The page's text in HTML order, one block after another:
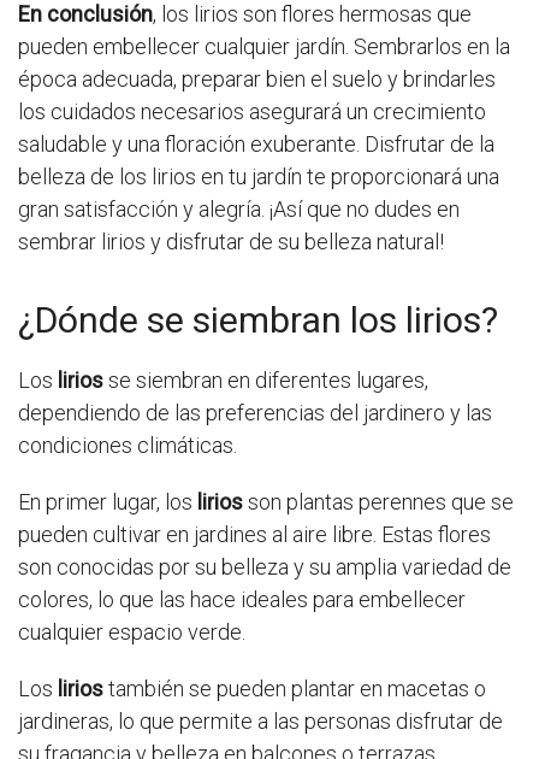
En conclusión, los lirios son flores hermosas que
pueden embellecer cualquier jardín. Sembrarlos en la
época adecuada, preparar bien el suelo y brindarles
los cuidados necesarios asegurará un crecimiento
saludable y una floración exuberante. Disfrutar de la
belleza de los lirios en tu jardín te proporcionará una
gran satisfacción y alegría. ¡Así que no dudes en
sembrar lirios y disfrutar de su belleza natural!
¿Dónde se siembran los lirios?
Los liriosse siembran en diferentes lugares,
dependiendo de las preferencias del jardinero y las
condiciones climáticas.
En primer lugar, los liriosson plantas perennes que se
pueden cultivar en jardines al aire libre. Estas flores
son conocidas por su belleza y su amplia variedad de
colores, lo que las hace ideales para embellecer
cualquier espacio verde.
Los liriostambién se pueden plantar en macetas o
jardineras, lo que permite a las personas disfrutar de